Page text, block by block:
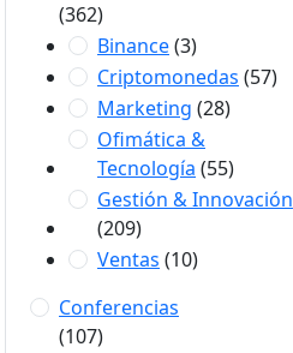
(362)
Binance(3)
Criptomonedas (57)
Marketing (28)
Ofimática &
Tecnología (55)
Gestión & Innovación
(209)
Ventas (10)
Conferencias
(107)